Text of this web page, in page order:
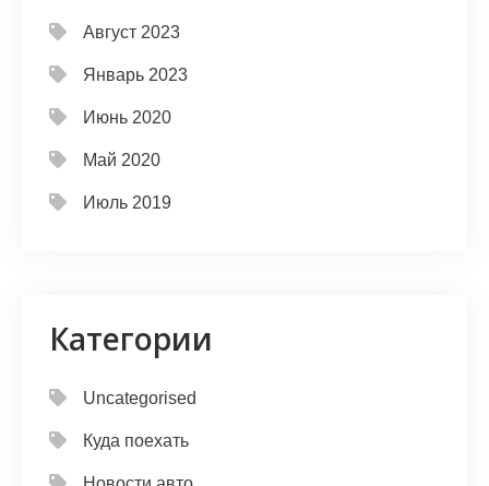
Август 2023
Январь 2023
Июнь 2020
Май 2020
Июль 2019
Категории
Uncategorised
Куда поехать